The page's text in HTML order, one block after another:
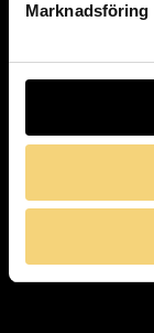
Marknadsföring